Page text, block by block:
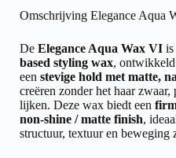
Omschrijving Elegance Aqua
De Elegance Aqua Wax VI is
based styling wax, ontwikkeld
een stevige hold met matte,
creëren zonder het haar
lijken. Deze wax biedt een
non-shine / matte finish,
structuur, textuur en beweging